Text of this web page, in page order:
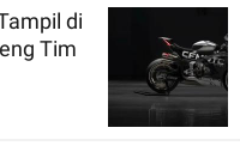
di
Tim